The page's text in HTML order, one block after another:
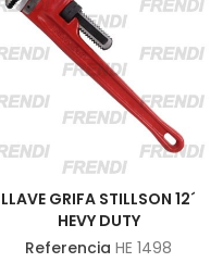
LLAVE GRIFA STILLSON 12´
HEVY DUTY
Referencia HE 1498